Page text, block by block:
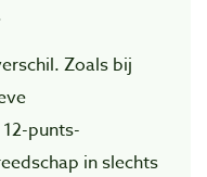
Zoals bij
punts-
in slechts